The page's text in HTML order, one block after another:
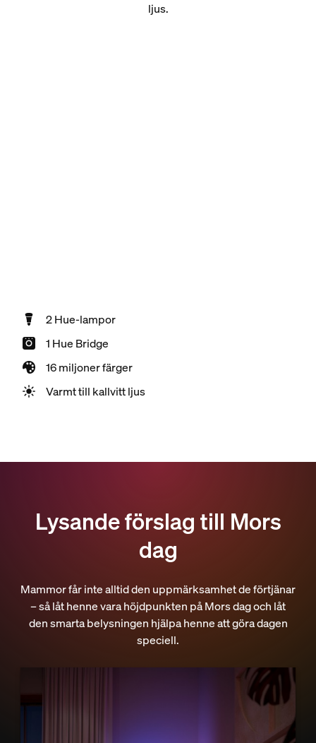
ljus.
2 Hue-lampor
1 Hue Bridge
16 miljoner färger
Varmt till kallvitt ljus
Lysande förslag till Mors
dag
Mammor får inte alltid den uppmärksamhet de förtjänar
– så låt henne vara höjdpunkten på Mors dag och låt
den smarta belysningen hjälpa henne att göra dagen
speciell.